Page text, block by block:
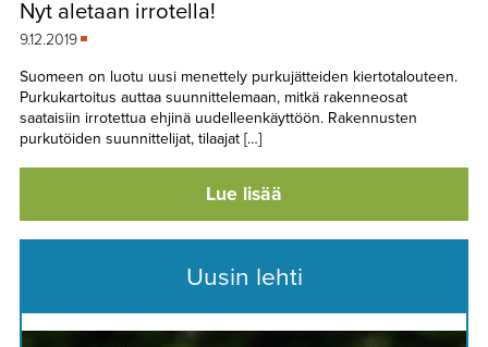
Nyt aletaan irrotella!
9.12.2019
Suomeen on luotu uusi menettely purkujätteiden kiertotalouteen.
Purkukartoitus auttaa suunnittelemaan, mitkä rakenneosat
saataisiin irrotettua ehjinä uudelleenkäyttöön. Rakennusten
purkutöiden suunnittelijat, tilaajat […]
Lue lisää
Uusin lehti